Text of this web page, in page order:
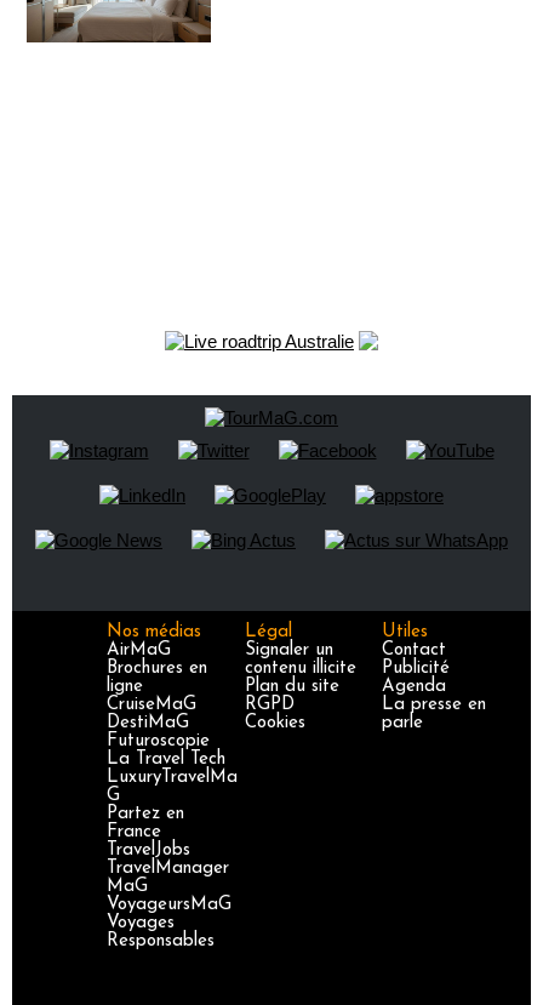
Nos médias
AirMaG
Brochures en
ligne
CruiseMaG
DestiMaG
Futuroscopie
La Travel Tech
LuxuryTravelMa
G
Partez en
France
TravelJobs
TravelManager
MaG
VoyageursMaG
Voyages
Responsables
Légal
Signaler un
contenu illicite
Plan du site
RGPD
Cookies
Utiles
Contact
Publicité
Agenda
La presse en
parle